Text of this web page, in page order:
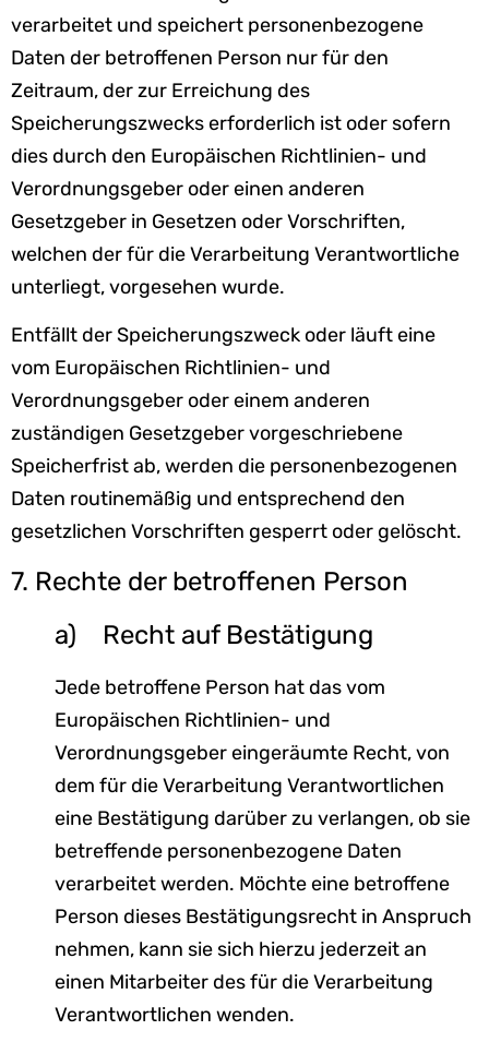
verarbeitet und speichert personenbezogene
Daten der betroffenen Person nur für den
Zeitraum, der zur Erreichung des
Speicherungszwecks erforderlich ist oder sofern
dies durch den Europäischen Richtlinien- und
Verordnungsgeber oder einen anderen
Gesetzgeber in Gesetzen oder Vorschriften,
welchen der für die Verarbeitung Verantwortliche
unterliegt, vorgesehen wurde.
Entfällt der Speicherungszweck oder läuft eine
vom Europäischen Richtlinien- und
Verordnungsgeber oder einem anderen
zuständigen Gesetzgeber vorgeschriebene
Speicherfrist ab, werden die personenbezogenen
Daten routinemäßig und entsprechend den
gesetzlichen Vorschriften gesperrt oder gelöscht.
7. Rechte der betroffenen Person
a) Recht auf Bestätigung
Jede betroffene Person hat das vom
Europäischen Richtlinien- und
Verordnungsgeber eingeräumte Recht, von
dem für die Verarbeitung Verantwortlichen
eine Bestätigung darüber zu verlangen, ob sie
betreffende personenbezogene Daten
verarbeitet werden. Möchte eine betroffene
Person dieses Bestätigungsrecht in Anspruch
nehmen, kann sie sich hierzu jederzeit an
einen Mitarbeiter des für die Verarbeitung
Verantwortlichen wenden.